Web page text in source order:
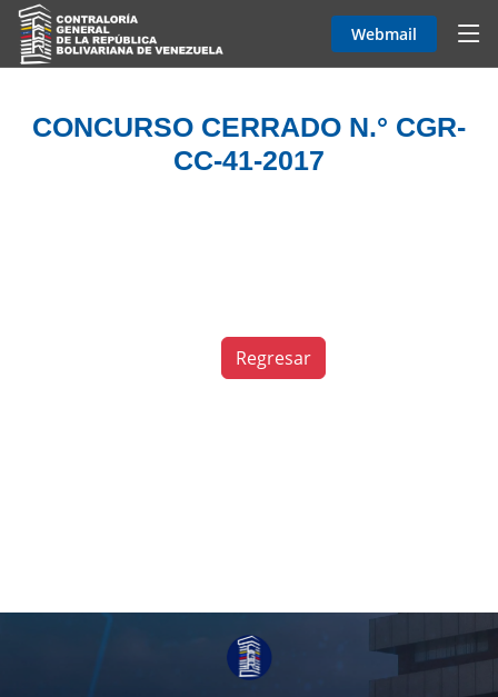
Webmail
CONCURSO CERRADO N.° CGR-
CC-41-2017
Regresar